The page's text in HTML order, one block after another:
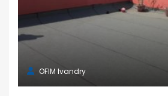
OFIM Ivandry